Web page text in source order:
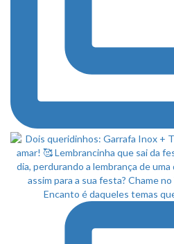
Encanto é daqueles temas